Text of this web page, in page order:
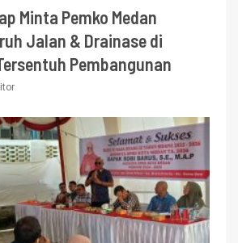
Minta Pemko Medan
Jalan & Drainase di
Pembangunan